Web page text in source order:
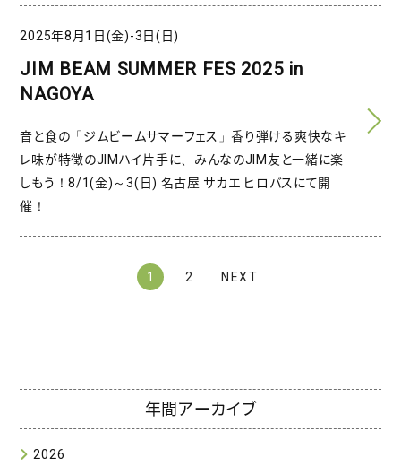
2025年8月1日(金)-3日(日)
JIM BEAM SUMMER FES 2025 in
NAGOYA
音と食の「ジムビームサマーフェス」香り弾ける爽快なキ
レ味が特徴のJIMハイ片手に、みんなのJIM友と一緒に楽
しもう！8/1(金)～3(日) 名古屋 サカエ ヒロバスにて開
催！
1 2 NEXT
年間アーカイブ
2026